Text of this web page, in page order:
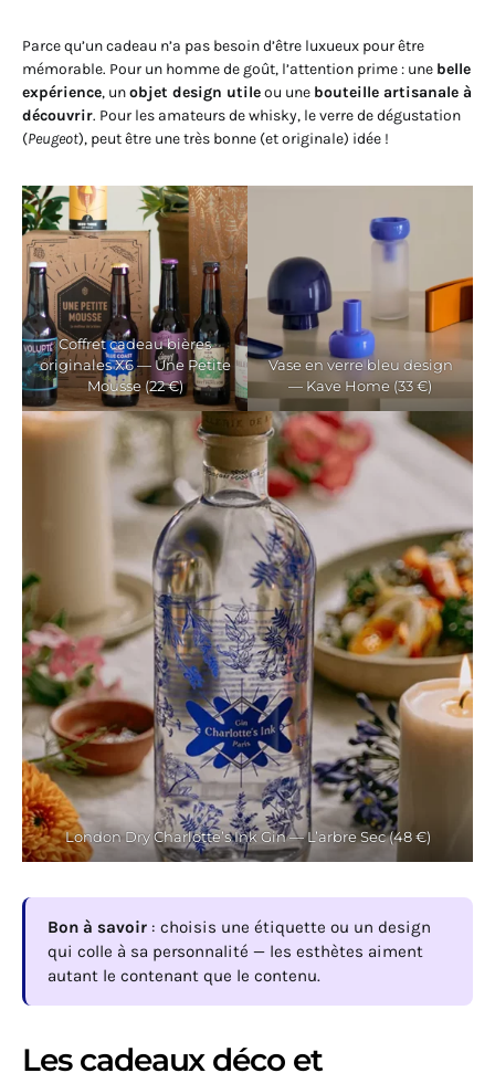
Parce qu’un cadeau n’a pas besoin d’être luxueux pour être
mémorable. Pour un homme de goût, l’attention prime : une belle
expérience, unobjet design utileou une bouteille artisanale à
découvrir. Pour les amateurs de whisky, le verre de dégustation
(Peugeot), peut être une très bonne (et originale) idée !
Coffret cadeau bières
originales X6 — Une Petite
Mousse (22 €)
Vase en verre bleu design
— Kave Home (33 €)
London Dry Charlotte’s Ink Gin — L’arbre Sec (48 €)
Bon à savoir : choisis une étiquette ou un design
qui colle à sa personnalité — les esthètes aiment
autant le contenant que le contenu.
Les cadeaux déco et